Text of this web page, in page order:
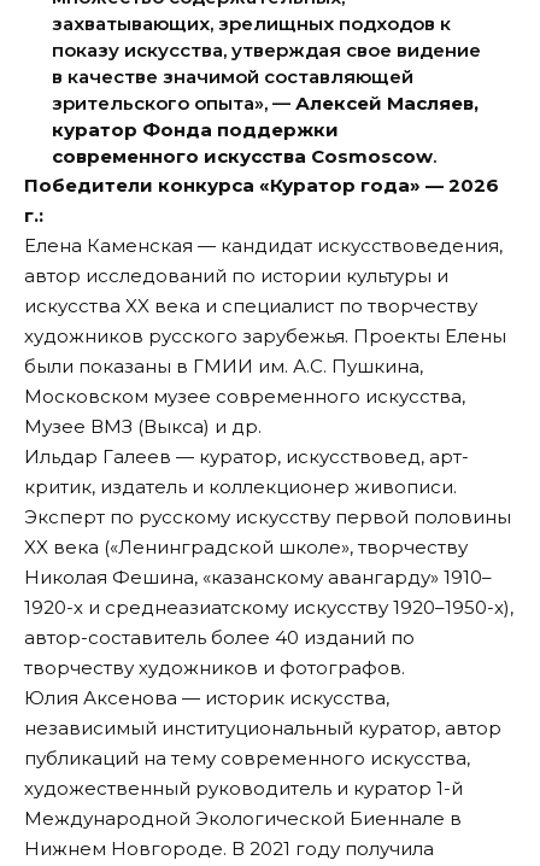
захватывающих, зрелищных подходов к
показу искусства, утверждая свое видение
в качестве значимой составляющей
зрительского опыта», — Алексей Масляев,
куратор Фонда поддержки
современного искусства Cosmoscow.
Победители конкурса «Куратор года» — 2026
г.:
Елена Каменская — кандидат искусствоведения,
автор исследований по истории культуры и
искусства XX века и специалист по творчеству
художников русского зарубежья. Проекты Елены
были показаны в ГМИИ им. А.С. Пушкина,
Московском музее современного искусства,
Музее ВМЗ (Выкса) и др.
Ильдар Галеев — куратор, искусствовед, арт-
критик, издатель и коллекционер живописи.
Эксперт по русскому искусству первой половины
XX века («Ленинградской школе», творчеству
Николая Фешина, «казанскому авангарду» 1910–
1920-х и среднеазиатскому искусству 1920–1950-х),
автор-составитель более 40 изданий по
творчеству художников и фотографов.
Юлия Аксенова — историк искусства,
независимый институциональный куратор, автор
публикаций на тему современного искусства,
художественный руководитель и куратор 1-й
Международной Экологической Биеннале в
Нижнем Новгороде. В 2021 году получила